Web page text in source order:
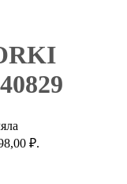
₽.